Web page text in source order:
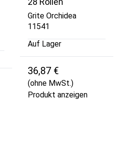
Grite Orchidea
11541
Auf Lager
36,87 €
(ohne MwSt.)
Produkt anzeigen